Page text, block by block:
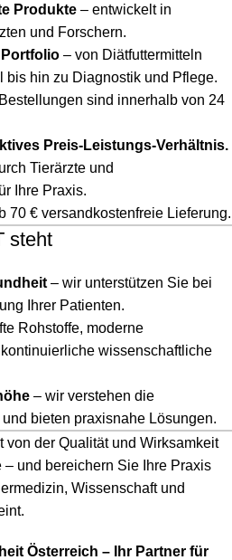
Produkte – entwickelt in
und Forschern.
– von Diätfuttermitteln
bis hin zu Diagnostik und Pflege.
sind innerhalb von 24
Preis-Leistungs-Verhältnis.
Tierärzte und
Ihre Praxis.
70 € versandkostenfreie Lieferung.
steht
– wir unterstützen Sie bei
Ihrer Patienten.
Rohstoffe, moderne
wissenschaftliche
– wir verstehen die
bieten praxisnahe Lösungen.
von der Qualität und Wirksamkeit
und bereichern Sie Ihre Praxis
Wissenschaft und
Österreich – Ihr Partner für